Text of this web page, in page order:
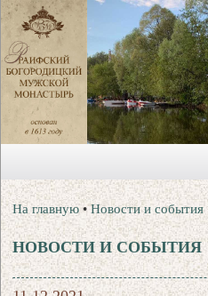
На главную •Новости и события
НОВОСТИ И СОБЫТИЯ